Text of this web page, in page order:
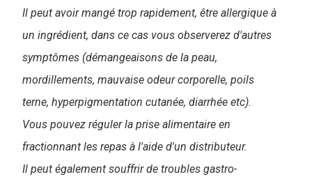
Il peut avoir mangé trop rapidement, être allergique à
un ingrédient, dans ce cas vous observerez d'autres
symptômes (démangeaisons de la peau,
mordillements, mauvaise odeur corporelle, poils
terne, hyperpigmentation cutanée, diarrhée etc).
Vous pouvez réguler la prise alimentaire en
fractionnant les repas à l'aide d'un distributeur.
Il peut également souffrir de troubles gastro-